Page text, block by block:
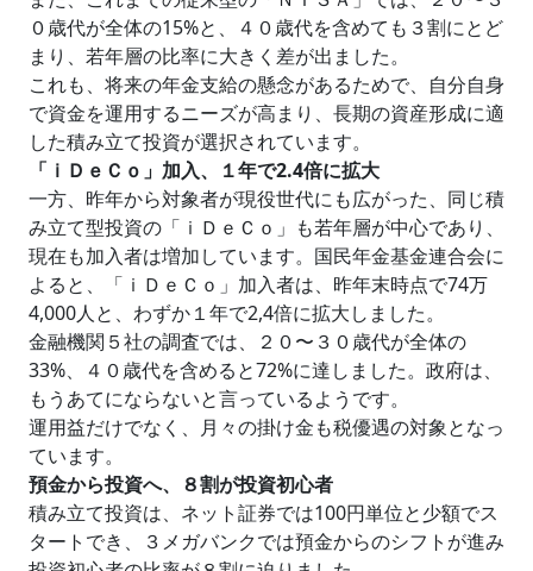
０歳代が全体の15%と、４０歳代を含めても３割にとど
まり、若年層の比率に大きく差が出ました。
これも、将来の年金支給の懸念があるためで、自分自身
で資金を運用するニーズが高まり、長期の資産形成に適
した積み立て投資が選択されています。
「ｉＤｅＣｏ」加入、１年で2.4倍に拡大
一方、昨年から対象者が現役世代にも広がった、同じ積
み立て型投資の「ｉＤｅＣｏ」も若年層が中心であり、
現在も加入者は増加しています。国民年金基金連合会に
よると、「ｉＤｅＣｏ」加入者は、昨年末時点で74万
4,000人と、わずか１年で2,4倍に拡大しました。
金融機関５社の調査では、２０〜３０歳代が全体の
33%、４０歳代を含めると72%に達しました。政府は、
もうあてにならないと言っているようです。
運用益だけでなく、月々の掛け金も税優遇の対象となっ
ています。
預金から投資へ、８割が投資初心者
積み立て投資は、ネット証券では100円単位と少額でス
タートでき、３メガバンクでは預金からのシフトが進み